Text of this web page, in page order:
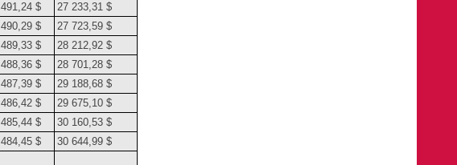
491,24 $
27 233,31 $
490,29 $
27 723,59 $
489,33 $
28 212,92 $
488,36 $
28 701,28 $
487,39 $
29 188,68 $
486,42 $
29 675,10 $
485,44 $
30 160,53 $
484,45 $
30 644,99 $